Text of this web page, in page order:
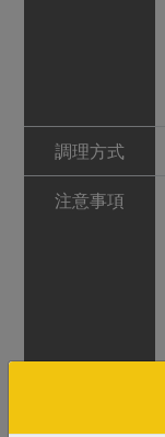
調理方式
注意事項